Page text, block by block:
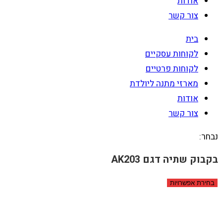
צור קשר
בית
לקוחות עסקיים
לקוחות פרטיים
מארזי מתנה ליולדת
אודות
צור קשר
נבחר:
בקבוק שתיה דגם AK203
בחירת אפשרויות